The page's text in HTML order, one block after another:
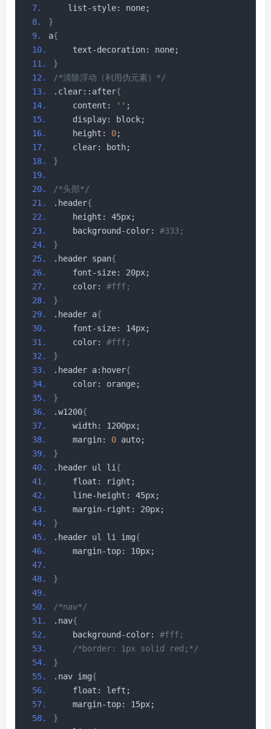
    list-style: none;
}
a{
    text-decoration: none;
}
/*清除浮动（利用伪元素）*/
.clear::after{
    content:
'' ;
    display: block;
    height:
0;
    clear: both;
}
/*头部*/
.header{
    height: 45px;
    background-color:
#333;
}
.header span{
    font-size: 20px;
    color:
#fff;
}
.header a{
    font-size: 14px;
    color:
#fff;
}
.header a:hover{
    color: orange;
}
.w1200{
    width: 1200px;
    margin:
0 auto;
}
.header ul li {
    float: right;
    line-height: 45px;
    margin-right: 20px;
}
.header ul li img{
    margin-top: 10px;
}
/*nav*/
.nav{
    background-color:
#fff;
/*border: 1px solid red;*/
}
.nav img{
    float: left;
    margin-top: 15px;
}